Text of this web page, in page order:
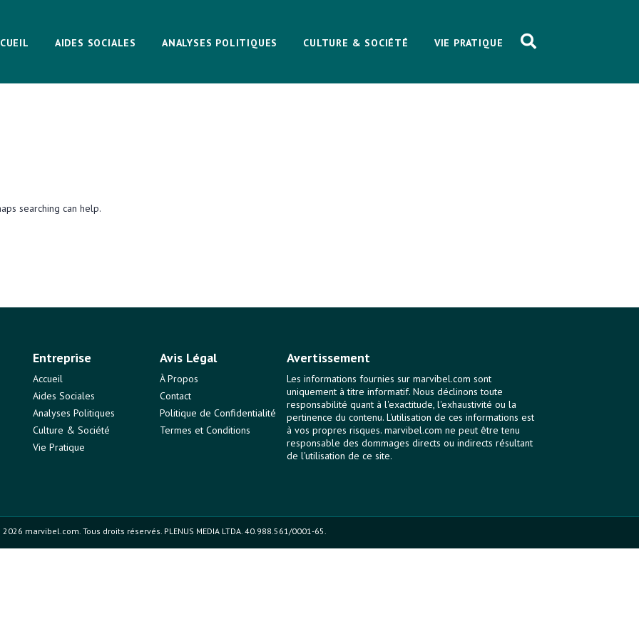
AIDES SOCIALES ANALYSES POLITIQUES CULTURE & SOCIÉTÉ VIE PRATIQUE
searching can help.
Entreprise
Accueil
Aides Sociales
Analyses Politiques
Culture & Société
Vie Pratique
Avis Légal
À Propos
Contact
Politique de Confidentialité
Termes et Conditions
Avertissement
Les informations fournies sur marvibel.com sont
uniquement à titre informatif. Nous déclinons toute
responsabilité quant à l'exactitude, l'exhaustivité ou la
pertinence du contenu. L'utilisation de ces informations est
à vos propres risques. marvibel.com ne peut être tenu
responsable des dommages directs ou indirects résultant
de l'utilisation de ce site.
marvibel.com. Tous droits réservés. PLENUS MEDIA LTDA. 40.988.561/0001-65.